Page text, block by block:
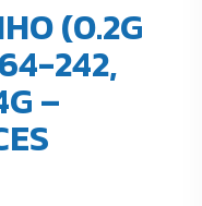
(0.2G
242,
–